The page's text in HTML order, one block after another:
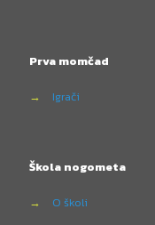
Prva momčad
→ Igrači
Škola nogometa
→
O školi